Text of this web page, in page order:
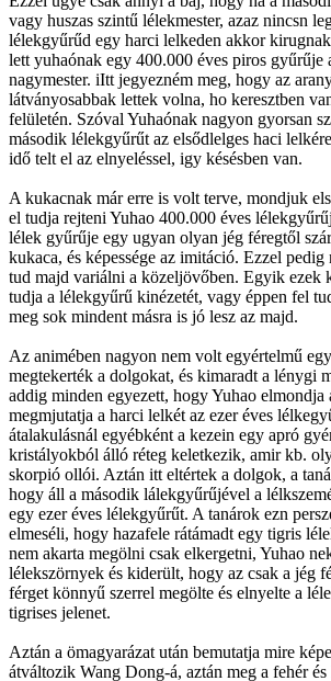
vagy huszas szintű lélekmester, azaz nincsn
lélekgyűrűd egy harci lelkeden akkor
lett yuhaónak egy 400.000 éves piros gyűrűje
nagymester. iItt jegyezném meg, hogy az
látványosabbak lettek volna, ho keresztben
felületén. Szóval Yuhaónak nagyon gyorsan
második lélekgyűrűt az elsődlelges haci
idő telt el az elnyeléssel, igy késésben van.
A kukacnak már erre is volt terve, mondjuk
el tudja rejteni Yuhao 400.000 éves
lélek gyűrűje egy ugyan olyan jég féregtől
kukaca, és képessége az imitáció. Ezzel
tud majd variálni a közeljövőben. Egyik ezek
tudja a lélekgyűrű kinézetét, vagy éppen fel
meg sok mindent másra is jó lesz az majd.
Az animében nagyon nem volt egyértelmű
megtekerték a dolgokat, és kimaradt a lénygi
addig minden egyezett, hogy Yuhao elmondja
megmjutatja a harci lelkét az ezer éves
átalakulásnál egyébként a kezein egy apró
kristályokból álló réteg keletkezik, amir kb.
skorpió ollói. Aztán itt eltértek a dolgok, a
hogy áll a második lálekgyűrűjével a
egy ezer éves lélekgyűrűt. A tanárok ezn
elmeséli, hogy hazafele rátámadt egy tigris
nem akarta megölni csak elkergetni, Yuhao
lélekszörnyek és kiderült, hogy az csak a jég
férget könnyű szerrel megölte és elnyelte a
tigrises jelenet.
Aztán a ömagyarázat után bemutatja mire
átváltozik Wang Dong-á, aztán meg a fehér